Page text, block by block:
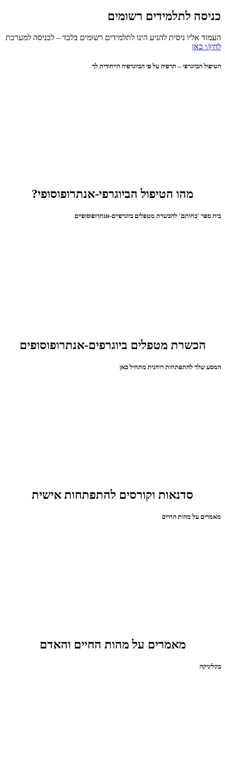
כניסה לתלמידים רשומים
העמוד אליו ניסית להגיע הינו לתלמידים רשומים בלבד – לכניסה למערכת
לחץ/י כאן
הטיפול הביוגרפי – תרפיה על פי הביוגרפיה הייחודית לך
מהו הטיפול הביוגרפי-אנתרופוסופי?
בית ספר 'כחותם' להכשרת מטפלים ביוגרפיים-אנתרופוסופיים
הכשרת מטפלים ביוגרפים-אנתרופוסופים
המסע שלך להתפתחות רוחנית מתחיל כאן
סדנאות וקורסים להתפתחות אישית
מאמרים על מהות החיים
מאמרים על מהות החיים והאדם
בקליניקה